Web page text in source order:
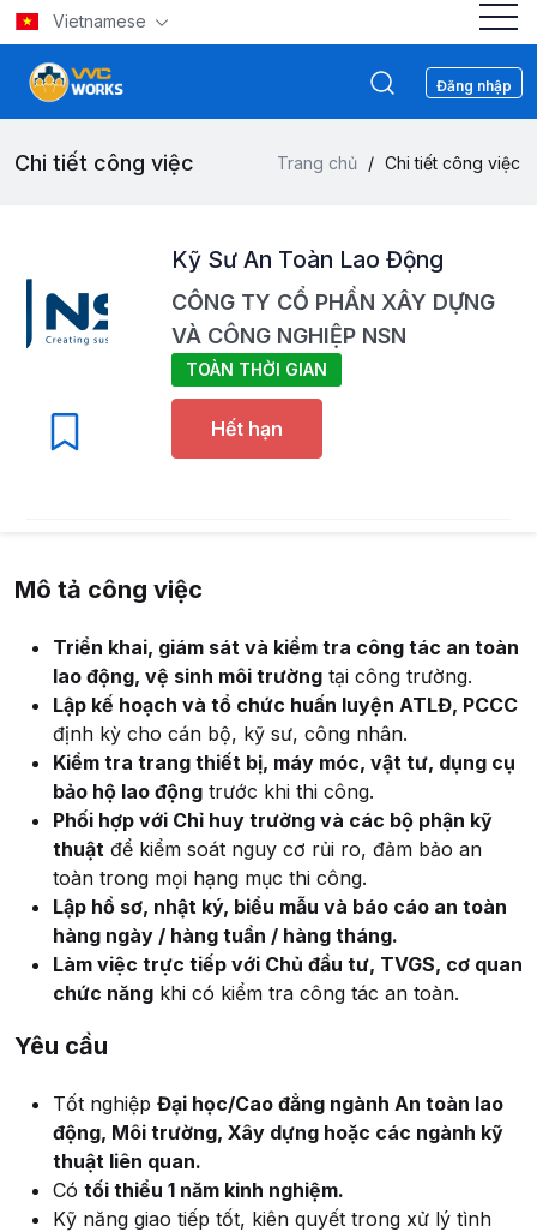
Vietnamese
Đăng nhập
Chi tiết công việc Trang chủ / Chi tiết công việc
Kỹ Sư An Toàn Lao Động
CÔNG TY CỔ PHẦN XÂY DỰNG
VÀ CÔNG NGHIỆP NSN
TOÀN THỜI GIAN
Hết hạn
Mô tả công việc
Triển khai, giám sát và kiểm tra công tác an toàn
lao động, vệ sinh môi trường tại công trường.
Lập kế hoạch và tổ chức huấn luyện ATLĐ, PCCC
định kỳ cho cán bộ, kỹ sư, công nhân.
Kiểm tra trang thiết bị, máy móc, vật tư, dụng cụ
bảo hộ lao động trước khi thi công.
Phối hợp với Chỉ huy trưởng và các bộ phận kỹ
thuật để kiểm soát nguy cơ rủi ro, đảm bảo an
toàn trong mọi hạng mục thi công.
Lập hồ sơ, nhật ký, biểu mẫu và báo cáo an toàn
hàng ngày / hàng tuần / hàng tháng.
Làm việc trực tiếp với Chủ đầu tư, TVGS, cơ quan
chức năng khi có kiểm tra công tác an toàn.
Yêu cầu
Tốt nghiệp Đại học/Cao đẳng ngành An toàn lao
động, Môi trường, Xây dựng hoặc các ngành kỹ
thuật liên quan.
Có tối thiểu 1 năm kinh nghiệm.
Kỹ năng giao tiếp tốt, kiên quyết trong xử lý tình